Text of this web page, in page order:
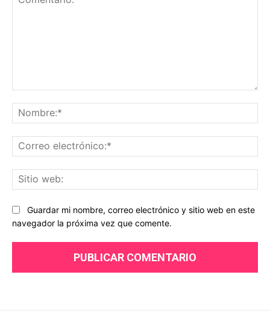
Guardar mi nombre, correo electrónico y sitio web en este
navegador la próxima vez que comente.